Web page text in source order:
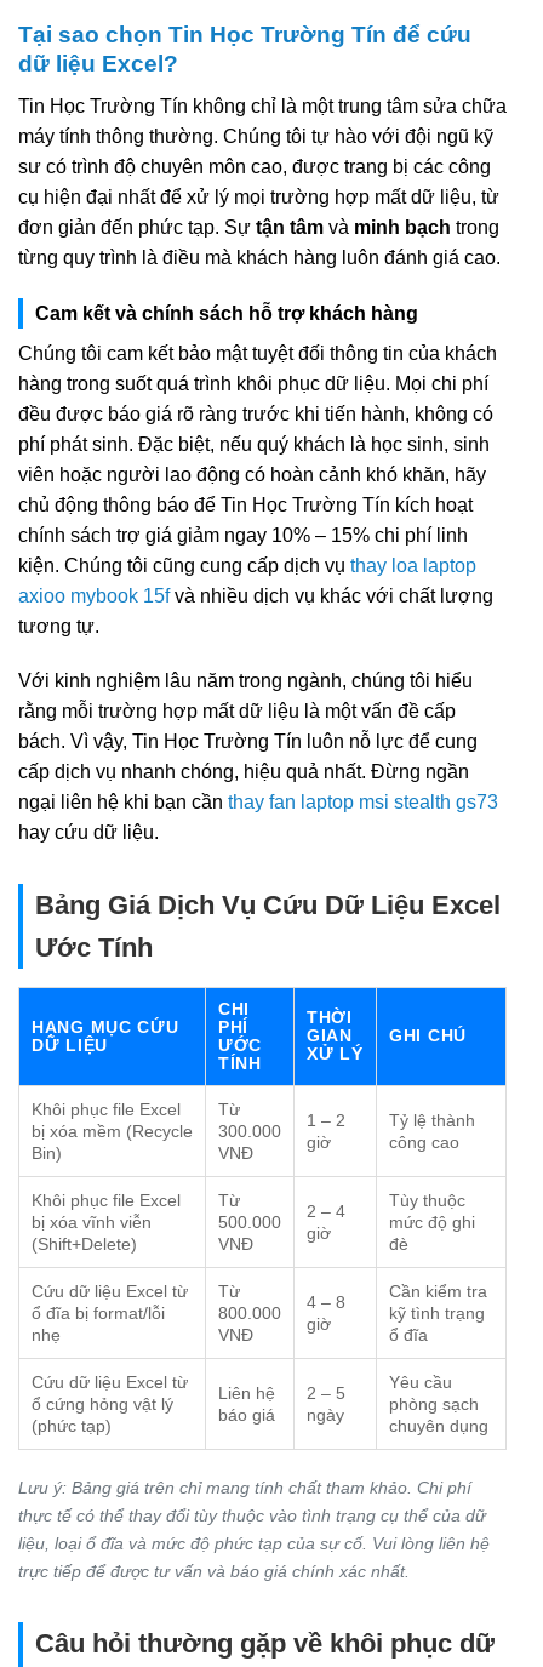
Tại sao chọn Tin Học Trường Tín để cứu
dữ liệu Excel?
Tin Học Trường Tín không chỉ là một trung tâm sửa chữa
máy tính thông thường. Chúng tôi tự hào với đội ngũ kỹ
sư có trình độ chuyên môn cao, được trang bị các công
cụ hiện đại nhất để xử lý mọi trường hợp mất dữ liệu, từ
đơn giản đến phức tạp. Sự tận tâm và minh bạch trong
từng quy trình là điều mà khách hàng luôn đánh giá cao.
Cam kết và chính sách hỗ trợ khách hàng
Chúng tôi cam kết bảo mật tuyệt đối thông tin của khách
hàng trong suốt quá trình khôi phục dữ liệu. Mọi chi phí
đều được báo giá rõ ràng trước khi tiến hành, không có
phí phát sinh. Đặc biệt, nếu quý khách là học sinh, sinh
viên hoặc người lao động có hoàn cảnh khó khăn, hãy
chủ động thông báo để Tin Học Trường Tín kích hoạt
chính sách trợ giá giảm ngay 10% – 15% chi phí linh
kiện. Chúng tôi cũng cung cấp dịch vụ thay loa laptop
axioo mybook 15fvà nhiều dịch vụ khác với chất lượng
tương tự.
Với kinh nghiệm lâu năm trong ngành, chúng tôi hiểu
rằng mỗi trường hợp mất dữ liệu là một vấn đề cấp
bách. Vì vậy, Tin Học Trường Tín luôn nỗ lực để cung
cấp dịch vụ nhanh chóng, hiệu quả nhất. Đừng ngần
ngại liên hệ khi bạn cần thay fan laptop msi stealth gs73
hay cứu dữ liệu.
Bảng Giá Dịch Vụ Cứu Dữ Liệu Excel
Ước Tính
HẠNG MỤC CỨU
DỮ LIỆU
CHI
PHÍ
ƯỚC
TÍNH
THỜI
GIAN
XỬ LÝ
GHI CHÚ
Khôi phục file Excel
bị xóa mềm (Recycle
Bin)
Từ
300.000
VNĐ
1 – 2
giờ
Tỷ lệ thành
công cao
Khôi phục file Excel
bị xóa vĩnh viễn
(Shift+Delete)
Từ
500.000
VNĐ
2 – 4
giờ
Tùy thuộc
mức độ ghi
đè
Cứu dữ liệu Excel từ
ổ đĩa bị format/lỗi
nhẹ
Từ
800.000
VNĐ
4 – 8
giờ
Cần kiểm tra
kỹ tình trạng
ổ đĩa
Cứu dữ liệu Excel từ
ổ cứng hỏng vật lý
(phức tạp)
Liên hệ
báo giá
2 – 5
ngày
Yêu cầu
phòng sạch
chuyên dụng
Lưu ý: Bảng giá trên chỉ mang tính chất tham khảo. Chi phí
thực tế có thể thay đổi tùy thuộc vào tình trạng cụ thể của dữ
liệu, loại ổ đĩa và mức độ phức tạp của sự cố. Vui lòng liên hệ
trực tiếp để được tư vấn và báo giá chính xác nhất.
Câu hỏi thường gặp về khôi phục dữ